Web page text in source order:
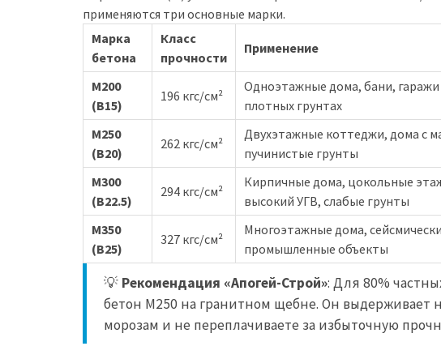
применяются три основные марки.
Марка
бетона
Класс
прочности
Применение
М200
(В15)
196 кгс/см²
Одноэтажные дома, бани, гаражи
плотных грунтах
М250
(В20)
262 кгс/см²
Двухэтажные коттеджи, дома с
пучинистые грунты
М300
(В22.5)
294 кгс/см²
Кирпичные дома, цокольные
высокий УГВ, слабые грунты
М350
(В25)
327 кгс/см²
Многоэтажные дома,
промышленные объекты
💡 Рекомендация «Апогей-Строй»: Для 80%
бетон М250 на гранитном щебне. Он выдерживает
морозам и не переплачиваете за избыточную